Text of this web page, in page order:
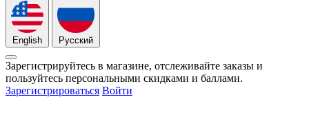
English Русский
Зарегистрируйтесь в магазине, отслеживайте заказы и
пользуйтесь персональными скидками и баллами.
Зарегистрироваться Войти